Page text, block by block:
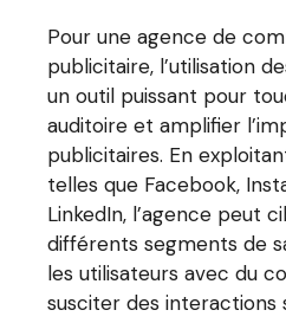
Pour une agence de
publicitaire, l’utilisation
un outil puissant pour
auditoire et amplifier
publicitaires. En
telles que Facebook,
LinkedIn, l’agence peut
différents segments de
les utilisateurs avec du
susciter des interactions